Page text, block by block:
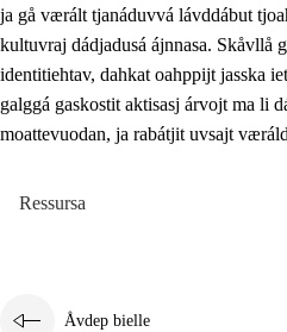
ja gå værált tjanáduvvá lávddábut
kultuvraj dádjadusá ájnnasa. Skåvllå
identitiehtav, dahkat oahppijt jasska
galggá gaskostit aktisasj árvojt ma li
moattevuodan, ja rabátjit uvsajt
Ressursa
Åvdep bielle